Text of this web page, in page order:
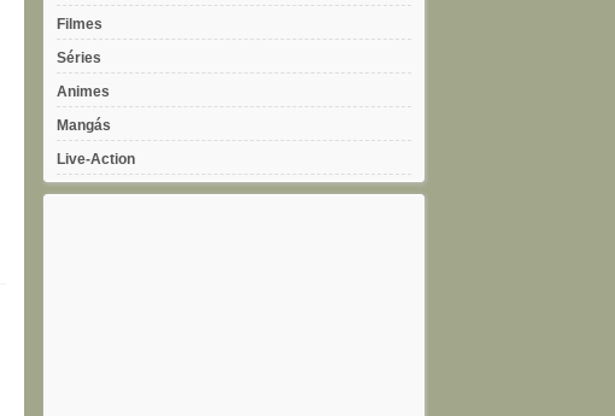
Filmes
Séries
Animes
Mangás
Live-Action